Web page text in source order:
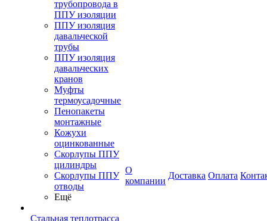
трубопровода в
ППУ изоляции
ППУ изоляция
давальческой
трубы
ППУ изоляция
давальческих
кранов
Муфты
термоусадочные
Пенопакеты
монтажные
Кожухи
оцинкованные
Скорлупы ППУ
цилиндры
Скорлупы ППУ
отводы
Ещё
Стальная теплотрасса
О
компании
Доставка Оплата